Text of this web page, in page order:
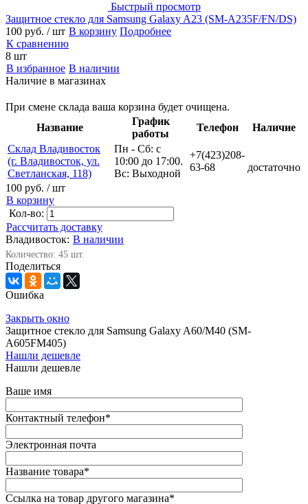
Быстрый просмотр
Защитное стекло для Samsung Galaxy A23 (SM-A235F/FN/DS)
100 руб. / шт В корзину Подробнее
К сравнению
8 шт
В избранное В наличии
Наличие в магазинах
При смене склада ваша корзина будет очищена.
Название
График
работы
Телефон
Наличие
Склад Владивосток
(г. Владивосток, ул.
Светланская, 118)
Пн - Сб: с
10:00 до 17:00.
Вс: Выходной
+7(423)208-
63-68
достаточно
100 руб. / шт
В корзину
Кол-во:
Рассчитать доставку
Владивосток: В наличии
Количество: 45 шт.
Поделиться
Ошибка
Закрыть окно
Защитное стекло для Samsung Galaxy A60/M40 (SM-
A605FM405)
Нашли дешевле
Нашли дешевле
Ваше имя
Контактный телефон*
Электронная почта
Название товара*
Ссылка на товар другого магазина*